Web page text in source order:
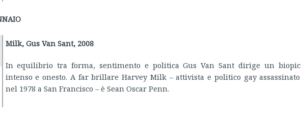
Milk, Gus Van Sant, 2008
In equilibrio tra forma, sentimento e politica Gus Van Sant dirige un biopic
intenso e onesto. A far brillare Harvey Milk – attivista e politico gay assassinato
nel 1978 a San Francisco – è Sean Oscar Penn.